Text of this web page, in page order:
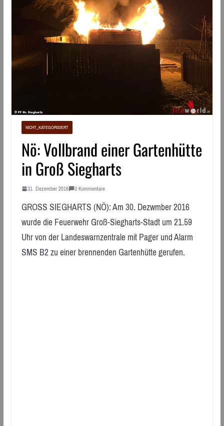
NICHT_KATEGORISIERT
Nö: Vollbrand einer Gartenhütte
in Groß Siegharts
31. Dezember 2016 0 Kommentare
GROSS SIEGHARTS (NÖ): Am 30. Dezwmber 2016
wurde die Feuerwehr Groß-Siegharts-Stadt um 21.59
Uhr von der Landeswarnzentrale mit Pager und Alarm
SMS B2 zu einer brennenden Gartenhütte gerufen.